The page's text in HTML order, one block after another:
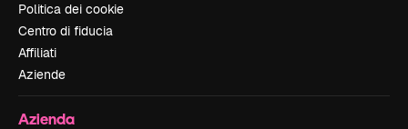
Politica dei cookie
Centro di fiducia
Affiliati
Aziende
Azienda